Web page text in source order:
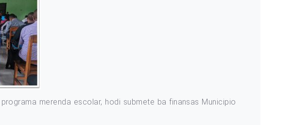
merenda escolar, hodi submete ba finansas Municipio